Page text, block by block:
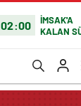
02:00
İMSAK'A
KALAN